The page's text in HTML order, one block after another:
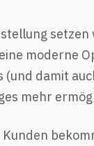
moderne
(und damit
mehr